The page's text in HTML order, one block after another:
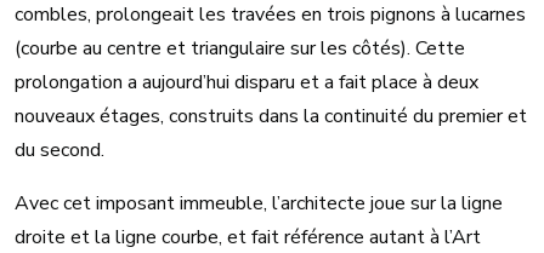
combles, prolongeait les travées en trois pignons à lucarnes
(courbe au centre et triangulaire sur les côtés). Cette
prolongation a aujourd’hui disparu et a fait place à deux
nouveaux étages, construits dans la continuité du premier et
du second.
Avec cet imposant immeuble, l’architecte joue sur la ligne
droite et la ligne courbe, et fait référence autant à l’Art